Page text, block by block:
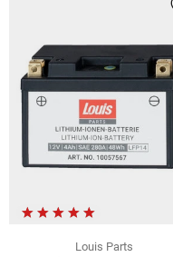
Louis Parts